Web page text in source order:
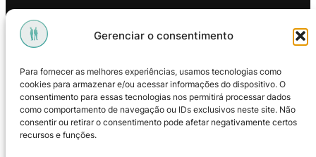
Gerenciar o consentimento
Para fornecer as melhores experiências, usamos tecnologias como
cookies para armazenar e/ou acessar informações do dispositivo. O
consentimento para essas tecnologias nos permitirá processar dados
como comportamento de navegação ou IDs exclusivos neste site. Não
consentir ou retirar o consentimento pode afetar negativamente certos
recursos e funções.
Política de Privacidade
Política de Troca e Devoluções
Política de Reembolso